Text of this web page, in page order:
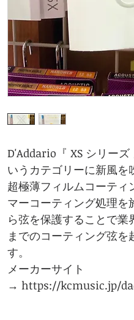
D'Addario『 XS シリー
いうカテゴリーに新風を
超極薄フィルムコーティ
マーコーティング処理
ら弦を保護することで
までのコーティング弦
す。
メーカーサイト
→ https://kcmusic.jp/